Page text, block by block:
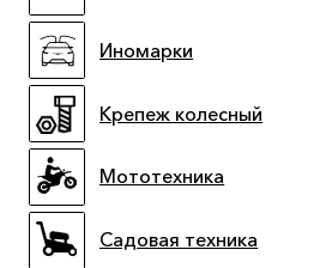
Иномарки
Крепеж колесный
Мототехника
Садовая техника